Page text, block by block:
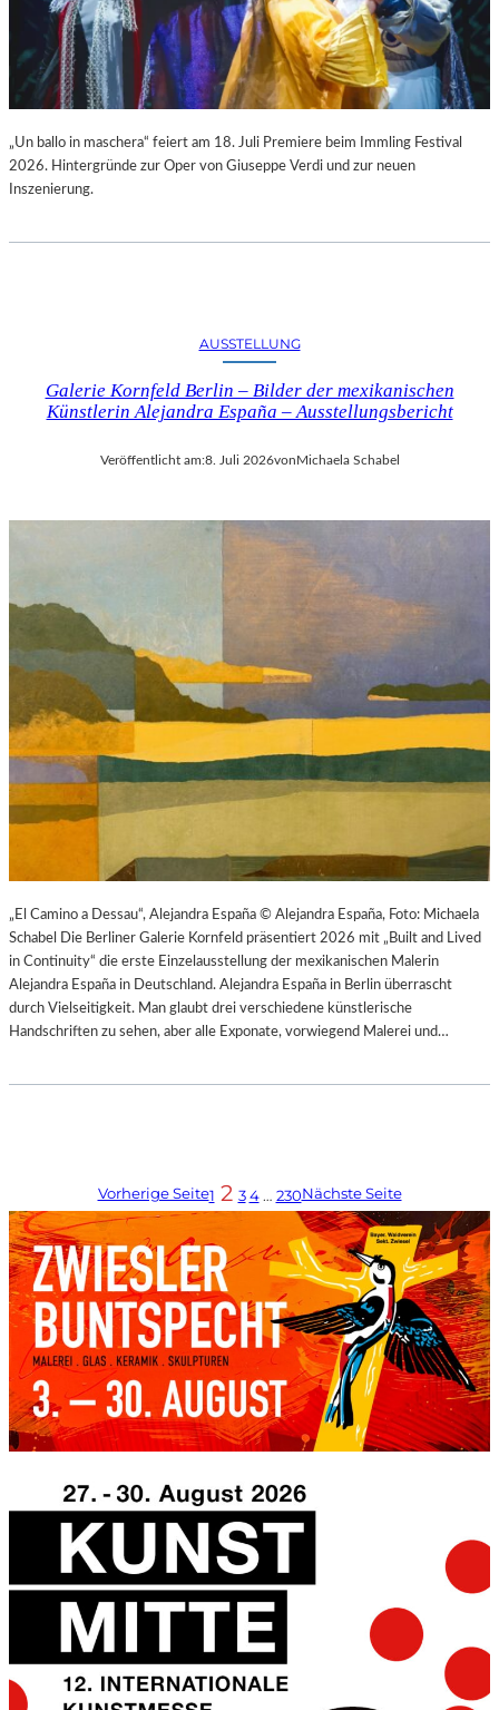
„Un ballo in maschera“ feiert am 18. Juli Premiere beim Immling Festival
2026. Hintergründe zur Oper von Giuseppe Verdi und zur neuen
Inszenierung.
AUSSTELLUNG
Galerie Kornfeld Berlin – Bilder der mexikanischen
Künstlerin Alejandra España – Ausstellungsbericht
Veröffentlicht am:8. Juli 2026vonMichaela Schabel
„El Camino a Dessau“, Alejandra España © Alejandra España, Foto: Michaela
Schabel Die Berliner Galerie Kornfeld präsentiert 2026 mit „Built and Lived
in Continuity“ die erste Einzelausstellung der mexikanischen Malerin
Alejandra España in Deutschland. Alejandra España in Berlin überrascht
durch Vielseitigkeit. Man glaubt drei verschiedene künstlerische
Handschriften zu sehen, aber alle Exponate, vorwiegend Malerei und…
Vorherige Seite1 2 3 4 … 230Nächste Seite